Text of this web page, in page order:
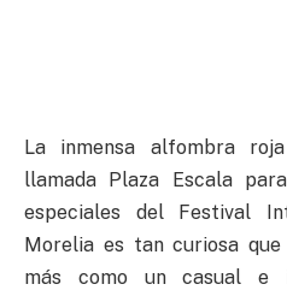
La inmensa alfombra
llamada Plaza Escala
especiales del Festival
Morelia es tan curiosa
más como un casual e